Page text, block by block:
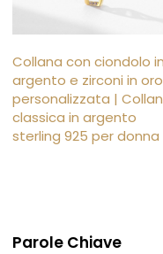
Collana con ciondolo in
argento e zirconi in oro
personalizzata |
classica in argento
sterling 925 per donna
Parole Chiave